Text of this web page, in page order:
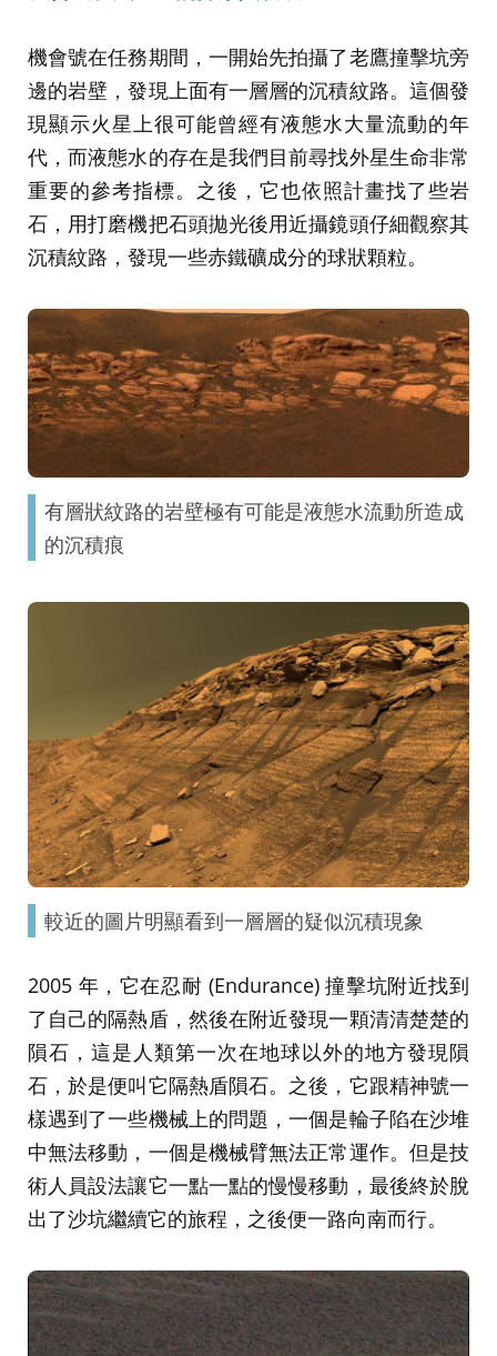
機會號在任務期間，一開始先拍攝了老鷹撞擊坑旁
邊的岩壁，發現上面有一層層的沉積紋路。這個發
現顯示火星上很可能曾經有液態水大量流動的年
代，而液態水的存在是我們目前尋找外星生命非常
重要的參考指標。之後，它也依照計畫找了些岩
石，用打磨機把石頭拋光後用近攝鏡頭仔細觀察其
沉積紋路，發現一些赤鐵礦成分的球狀顆粒。
有層狀紋路的岩壁極有可能是液態水流動所造成
的沉積痕
較近的圖片明顯看到一層層的疑似沉積現象
2005 年，它在忍耐 (Endurance) 撞擊坑附近找到
了自己的隔熱盾，然後在附近發現一顆清清楚楚的
隕石，這是人類第一次在地球以外的地方發現隕
石，於是便叫它隔熱盾隕石。之後，它跟精神號一
樣遇到了一些機械上的問題，一個是輪子陷在沙堆
中無法移動，一個是機械臂無法正常運作。但是技
術人員設法讓它一點一點的慢慢移動，最後終於脫
出了沙坑繼續它的旅程，之後便一路向南而行。